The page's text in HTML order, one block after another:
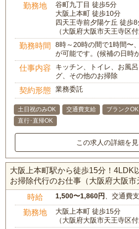
勤務地
谷町九丁目 徒歩5分
大阪上本町 徒歩10分
四天王寺前夕陽ケ丘 徒歩8
（大阪府大阪市天王寺区付
勤務時間
8時～20時の間で1時間〜
が可能です。(候補の日時
仕事内容
キッチン、トイレ、お風
グ、その他のお掃除
契約形態 業務委託
土日祝のみOK 交通費支給 ブランクOK
直行･直帰OK
この求人の詳細を
大阪上本町駅から徒歩15分！4LDK
お掃除代行のお仕事（大阪府大阪市
時給 1,500〜1,860円、交通費
勤務地
大阪上本町 徒歩15分
（大阪府大阪市天王寺区付